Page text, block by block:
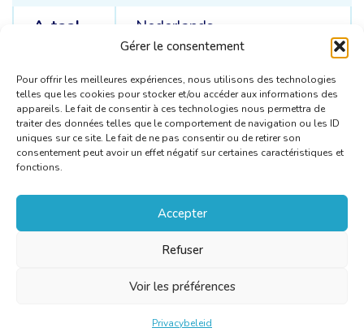
Gérer le consentement
Pour offrir les meilleures expériences, nous utilisons des technologies
telles que les cookies pour stocker et/ou accéder aux informations des
appareils. Le fait de consentir à ces technologies nous permettra de
traiter des données telles que le comportement de navigation ou les ID
uniques sur ce site. Le fait de ne pas consentir ou de retirer son
consentement peut avoir un effet négatif sur certaines caractéristiques et
fonctions.
Accepter
Refuser
Voir les préférences
Privacybeleid
A-taal
Nederlands